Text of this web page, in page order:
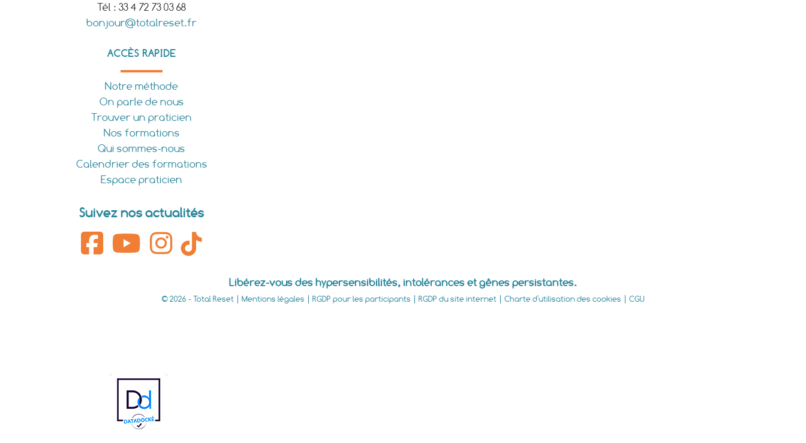
Tél : 33 4 72 73 03 68
bonjour@totalreset.fr
ACCÈS RAPIDE
Notre méthode
On parle de nous
Trouver un praticien
Nos formations
Qui sommes-nous
Calendrier des formations
Espace praticien
Suivez nos actualités
Libérez-vous des hypersensibilités, intolérances et gênes persistantes.
© 2026 - Total Reset | Mentions légales RGDP pour les participants RGDP du site internet Charte d'utilisation des cookies CGU